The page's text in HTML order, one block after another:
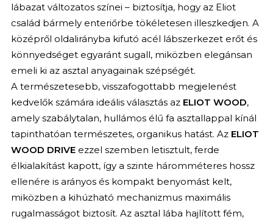
lábazat változatos színei – biztosítja, hogy az Eliot
család bármely enteriőrbe tökéletesen illeszkedjen. A
középről oldalirányba kifutó acél lábszerkezet erőt és
könnyedséget egyaránt sugall, miközben elegánsan
emeli ki az asztal anyagainak szépségét.
A természetesebb, visszafogottabb megjelenést
kedvelők számára ideális választás az ELIOT WOOD,
amely szabálytalan, hullámos élű fa asztallappal kínál
tapinthatóan természetes, organikus hatást. Az ELIOT
WOOD DRIVE ezzel szemben letisztult, ferde
élkialakítást kapott, így a szinte háromméteres hossz
ellenére is arányos és kompakt benyomást kelt,
miközben a kihúzható mechanizmus maximális
rugalmasságot biztosít. Az asztal lába hajlított fém,